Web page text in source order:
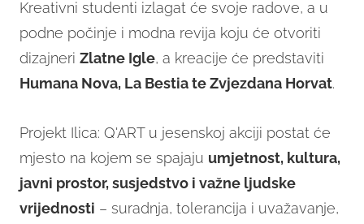
Kreativni studenti izlagat će svoje radove, a u
podne počinje i modna revija koju će otvoriti
dizajneri Zlatne Igle, a kreacije će predstaviti
Humana Nova, La Bestia te Zvjezdana Horvat.
Projekt Ilica: Q'ART u jesenskoj akciji postat će
mjesto na kojem se spajaju umjetnost, kultura,
javni prostor, susjedstvo i važne ljudske
vrijednosti – suradnja, tolerancija i uvažavanje,